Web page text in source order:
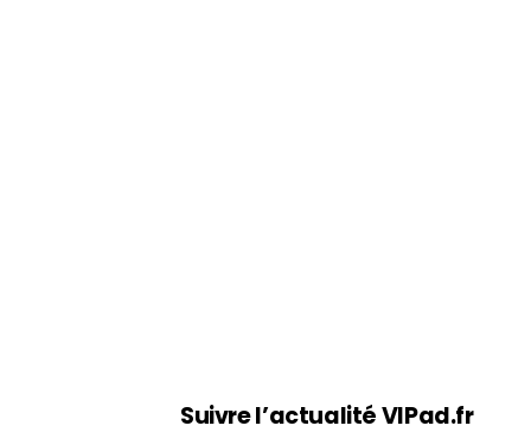
Suivre l’actualité VIPad.fr